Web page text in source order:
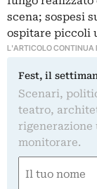
scena; sospesi
ospitare piccoli
L'ARTICOLO CONTINUA
Fest, il
Scenari,
teatro,
rigenerazione
monitorare.
(Obbligatorio)